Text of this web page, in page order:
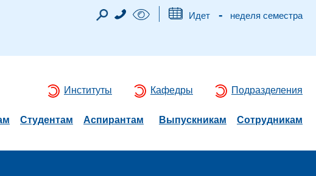
Идет - неделя семестра
Институты Кафедры Подразделения
Студентам Аспирантам Выпускникам Сотрудникам